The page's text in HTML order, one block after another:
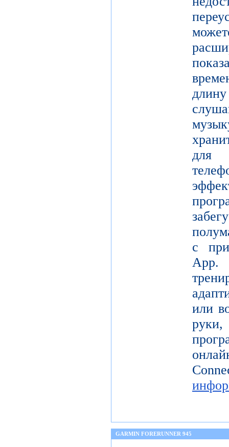
для
с
App.
или
GARMIN FORERUNNER 945